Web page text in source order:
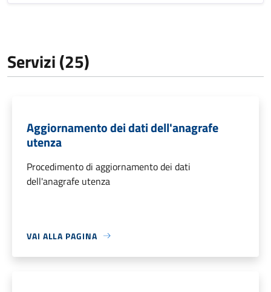
Servizi (25)
Aggiornamento dei dati dell'anagrafe
utenza
Procedimento di aggiornamento dei dati
dell'anagrafe utenza
VAI ALLA PAGINA